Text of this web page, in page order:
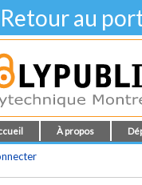
Retour au
À propos